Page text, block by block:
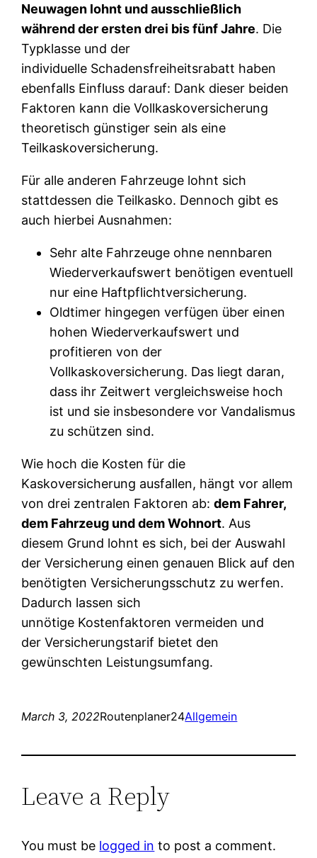
Neuwagen lohnt und ausschließlich
während der ersten drei bis fünf Jahre. Die
Typklasse und der
individuelle Schadensfreiheitsrabatt haben
ebenfalls Einfluss darauf: Dank dieser beiden
Faktoren kann die Vollkaskoversicherung
theoretisch günstiger sein als eine
Teilkaskoversicherung.
Für alle anderen Fahrzeuge lohnt sich
stattdessen die Teilkasko. Dennoch gibt es
auch hierbei Ausnahmen:
Sehr alte Fahrzeuge ohne nennbaren
Wiederverkaufswert benötigen eventuell
nur eine Haftpflichtversicherung.
Oldtimer hingegen verfügen über einen
hohen Wiederverkaufswert und
profitieren von der
Vollkaskoversicherung. Das liegt daran,
dass ihr Zeitwert vergleichsweise hoch
ist und sie insbesondere vor Vandalismus
zu schützen sind.
Wie hoch die Kosten für die
Kaskoversicherung ausfallen, hängt vor allem
von drei zentralen Faktoren ab:dem Fahrer,
dem Fahrzeug und dem Wohnort. Aus
diesem Grund lohnt es sich, bei der Auswahl
der Versicherung einen genauen Blick auf den
benötigten Versicherungsschutz zu werfen.
Dadurch lassen sich
unnötige Kostenfaktoren vermeiden und
der Versicherungstarif bietet den
gewünschten Leistungsumfang.
March 3, 2022Routenplaner24Allgemein
Leave a Reply
You must be logged in to post a comment.